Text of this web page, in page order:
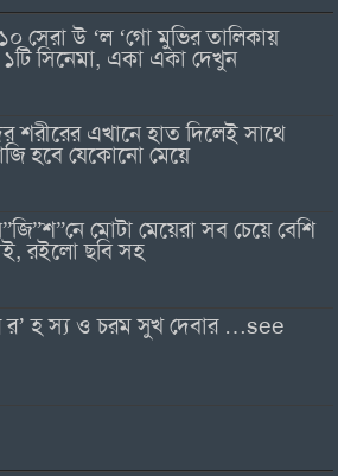
১০ সেরা উ ‘ল ‘গো মুভির তালিকায়
১টি সিনেমা, একা একা দেখুন
শরীরের এখানে হাত দিলেই সাথে
হবে যেকোনো মেয়ে
মোটা মেয়েরা সব চেয়ে বেশি
রইলো ছবি সহ
র’ হ স্য ও চরম সুখ দেবার …see